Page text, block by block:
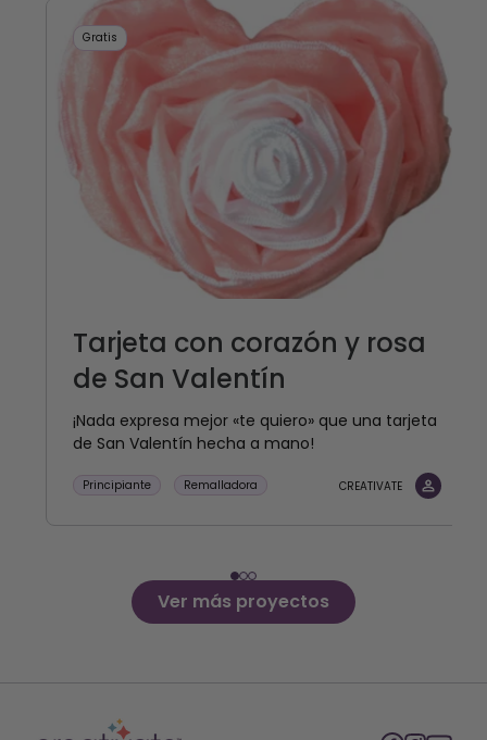
Gratis
Tarjeta con corazón y rosa
de San Valentín
¡Nada expresa mejor «te quiero» que una tarjeta
de San Valentín hecha a mano!
Principiante Remalladora CREATIVATE
Ver más proyectos